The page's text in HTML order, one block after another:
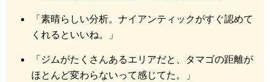
「素晴らしい分析。ナイアンティックがすぐ認めて
くれるといいね。」
「ジムがたくさんあるエリアだと、タマゴの距離が
ほとんど変わらないって感じてた。」